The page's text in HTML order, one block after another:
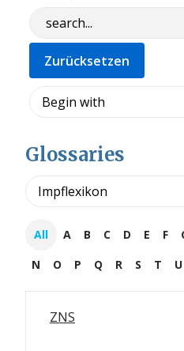
Glossaries
All A B C D E F
N
O P Q R S T U
ZNS